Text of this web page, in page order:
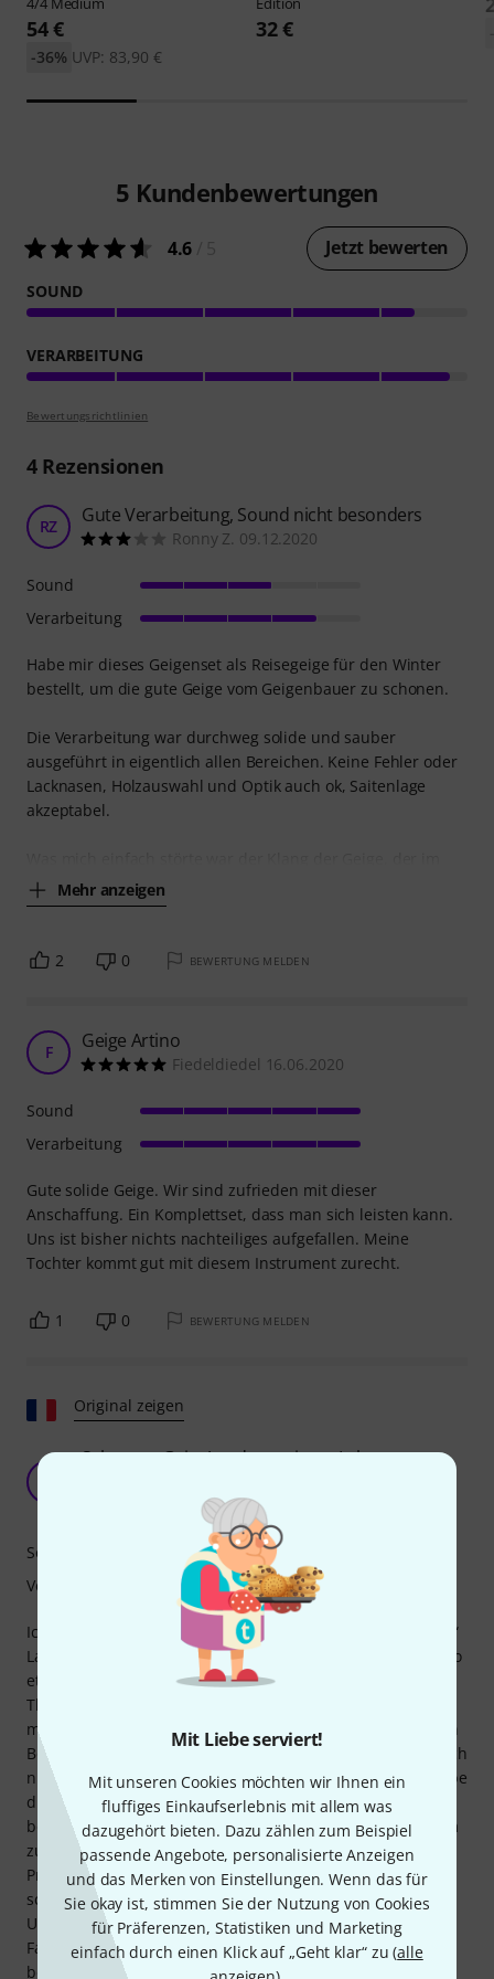
Mit Liebe serviert!
Mit unseren Cookies möchten wir Ihnen ein
fluffiges Einkaufserlebnis mit allem was
dazugehört bieten. Dazu zählen zum Beispiel
passende Angebote, personalisierte Anzeigen
und das Merken von Einstellungen. Wenn das für
Sie okay ist, stimmen Sie der Nutzung von Cookies
für Präferenzen, Statistiken und Marketing
einfach durch einen Klick auf „Geht klar“ zu (alle
54 €
UVP: 83,90 €
-36%
32 €
5 Kundenbewertungen
4.6 Jetzt bewerten
SOUND
VERARBEITUNG
Bewertungsrichtlinien
4Rezensionen
RZ Gute Verarbeitung, Sound nicht besonders
Ronny Z. 09.12.2020
Habe mir dieses Geigenset als Reisegeige für den Winter
bestellt, um die gute Geige vom Geigenbauer zu schonen.
Die Verarbeitung war durchweg solide und sauber
ausgeführt in eigentlich allen Bereichen. Keine Fehler oder
Lacknasen, Holzauswahl und Optik auch ok, Saitenlage
akzeptabel.
Mehr anzeigen
Sound
Verarbeitung
2 0 BEWERTUNG MELDEN
F Geige Artino
Fiedeldiedel 16.06.2020
Gute solide Geige. Wir sind zufrieden mit dieser
Anschaffung. Ein Komplettset, dass man sich leisten kann.
Uns ist bisher nichts nachteiliges aufgefallen. Meine
Tochter kommt gut mit diesem Instrument zurecht.
Sound
Verarbeitung
1 0 BEWERTUNG MELDEN
Original zeigen
Sehr gute Geige! und von einem Lehrer
Yoku 31.07.2020
Ich liebe diese Geige. Ästhetisch ist mir der „schattierende“
Lack aufgefallen, die Farbe ist jedoch im Vergleich zum Foto
etwas weniger „rot“. Zu den Saiten gibt es nichts zu sagen,
Thomastik Dominant ist die beste auf dem Markt. Ich
möchte darauf hinweisen, dass ich Anfänger bin; Über den
Bogenschützen gibt es nichts zu sagen, aber ich kenne mich
nicht gut genug aus, um das beurteilen zu können. Ich habe
die Geige von einem Lehrer testen lassen, der nichts zu
beanstanden hatte und mir sagte, dass sie sehr angenehm
zu spielen sei. Das Roth & Julius-Modell ist zum gleichen
Preis erhältlich, mit mehr Bewertungen, da dieses Modell
schon länger auf dem Markt ist. Ich denke, dass der
Unterschied zwischen diesen beiden Geigen nur in ihren
Farbtönen liegt, was für mich persönlich der Hauptfaktor
bei meiner Entscheidung zwischen diesen beiden Geigen
Sound
Verarbeitung